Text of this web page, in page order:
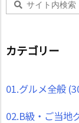
カテゴリー
01.グルメ全般
02.B級・ご当地